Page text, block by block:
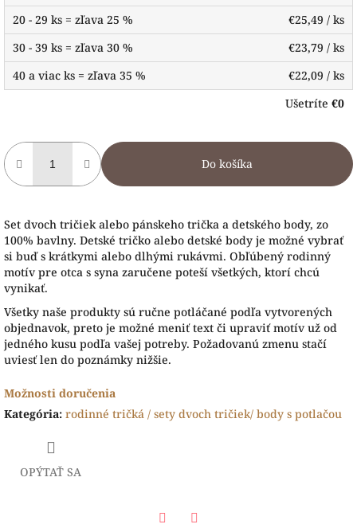
20 - 29 ks = zľava 25 %
€25,49 / ks
30 - 39 ks = zľava 30 %
€23,79 / ks
40 a viac ks = zľava 35 %
€22,09 / ks
Ušetríte €0
Do košíka
Set dvoch tričiek alebo pánskeho trička a detského body, zo
100% bavlny. Detské tričko alebo detské body je možné vybrať
si buď s krátkymi alebo dlhými rukávmi. Obľúbený rodinný
motív pre otca s syna zaručene poteší všetkých, ktorí chcú
vynikať.
Všetky naše produkty sú ručne potláčané podľa vytvorených
objednavok, preto je možné meniť text či upraviť motív už od
jedného kusu podľa vašej potreby. Požadovanú zmenu stačí
uviesť len do poznámky nižšie.
Možnosti doručenia
Kategória: rodinné tričká / sety dvoch tričiek/ body s potlačou
OPÝTAŤ SA